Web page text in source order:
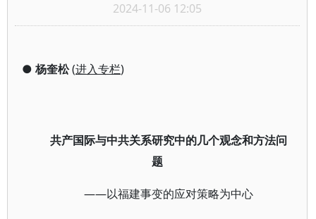
2024-11-06 12:05
● 杨奎松(进入专栏)
共产国际与中共关系研究中的几个观念和方法问
题
——以福建事变的应对策略为中心